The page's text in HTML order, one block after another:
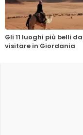
Gli 11 luoghi più belli da
visitare in Giordania